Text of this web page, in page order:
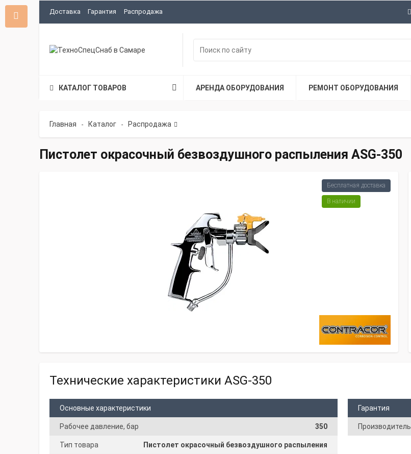
Доставка Гарантия Распродажа
КАТАЛОГ ТОВАРОВ АРЕНДА ОБОРУДОВАНИЯ РЕМОНТ ОБОРУДОВАНИЯ
Главная - Каталог - Распродажа
Пистолет окрасочный безвоздушного распыления ASG-350
Бесплатная доставка
В наличии
Технические характеристики ASG-350
Основные характеристики
Рабочее давление, бар 350
Тип товара Пистолет окрасочный безвоздушного распыления
Гарантия
Производитель